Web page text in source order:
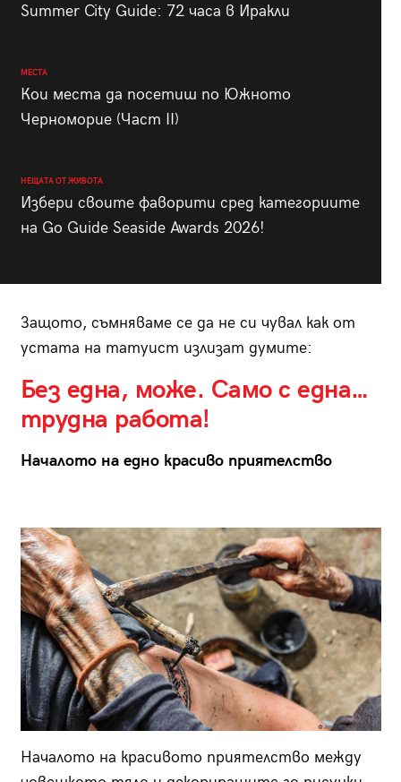
Summer City Guide: 72 часа в Иракли
МЕСТА
Кои места да посетиш по Южното
Черноморие (Част II)
НЕЩАТА ОТ ЖИВОТА
Избери своите фаворити сред категориите
на Go Guide Seaside Awards 2026!
Защото, съмняваме се да не си чувал как от
устата на татуист излизат думите:
Без една, може. Само с една…
трудна работа!
Началото на едно красиво приятелство
Началото на красивото приятелство между